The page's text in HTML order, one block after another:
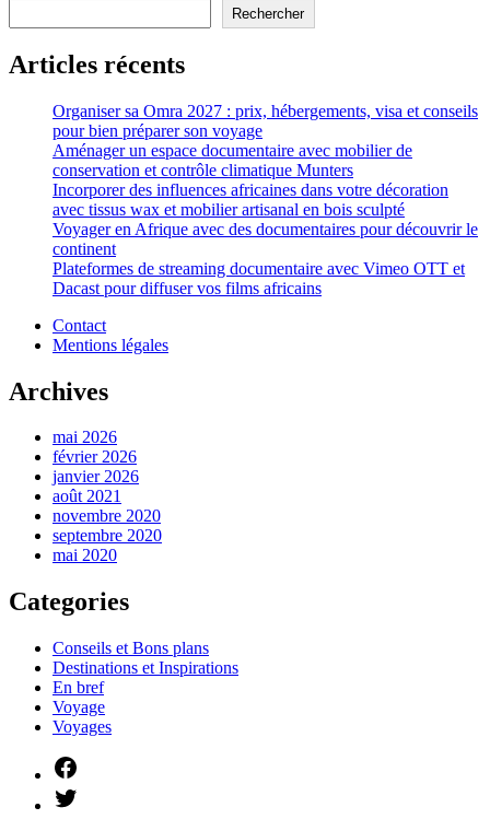
tissus
et
artisanal
en
bois
sculpté
Rechercher
Articles récents
Organiser sa Omra 2027 : prix, hébergements, visa et conseils
pour bien préparer son voyage
Aménager un espace documentaire avec mobilier de
conservation et contrôle climatique Munters
Incorporer des influences africaines dans votre décoration
avec tissus wax et mobilier artisanal en bois sculpté
Voyager en Afrique avec des documentaires pour découvrir le
continent
Plateformes de streaming documentaire avec Vimeo OTT et
Dacast pour diffuser vos films africains
Contact
Mentions légales
Archives
mai 2026
février 2026
janvier 2026
août 2021
novembre 2020
septembre 2020
mai 2020
Categories
Conseils et Bons plans
Destinations et Inspirations
En bref
Voyage
Voyages